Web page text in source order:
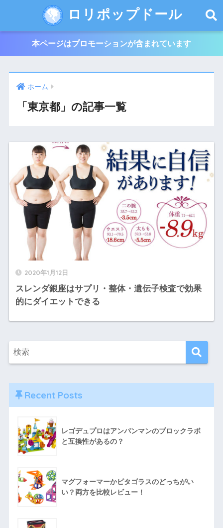
ロリポップドール
本ページはプロモーションが含まれています
ホーム
「東京都」の記事一覧
2020年1月12日
スレンダ銀座はサプリ・整体・遺伝子検査で効果
的にダイエットできる
Recent Posts
レゴデュプロはアンパンマンのブロックラボ
と互換性があるの？
マグフォーマーかピタゴラスのどっちがい
い？両方を比較レビュー！